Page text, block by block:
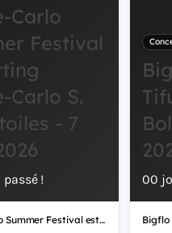
Carlo
Festival
Carlo S.
- 7
passé !
Monte-Carlo Summer Festival est en concert le vendredi 7 août 2026 au Sporting Monte-Carlo S. Des Etoiles. Un rendez-vous concerts, festivals, musical à ne pas manquer. Billets disponibles sur Fnac Spectacles et les billetteries partenaires.
00